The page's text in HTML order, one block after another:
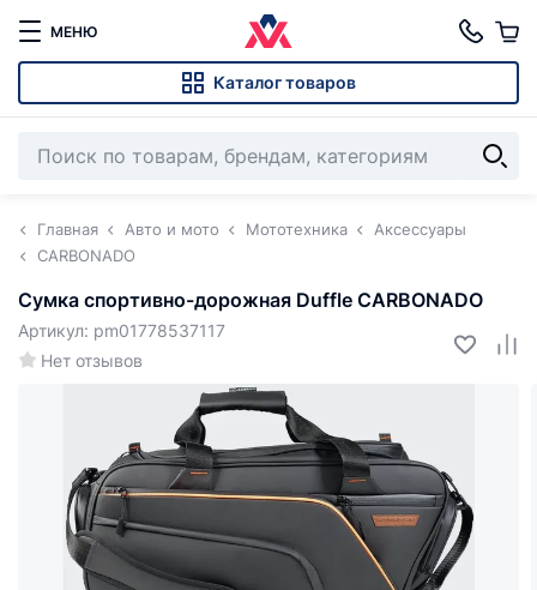
МЕНЮ
Каталог товаров
Главная Авто и мото Мототехника
Аксессуары
CARBONADO
Сумка спортивно-дорожная Duffle CARBONADO
Нет отзывов
Артикул: pm01778537117